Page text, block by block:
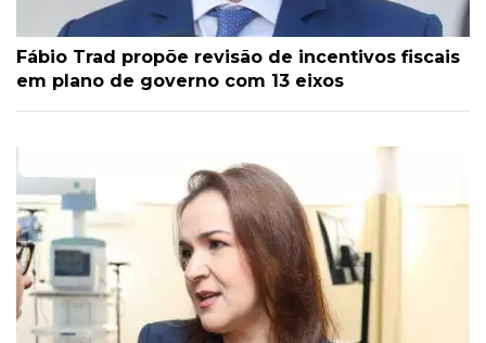
Fábio Trad propõe revisão de incentivos fiscais
em plano de governo com 13 eixos